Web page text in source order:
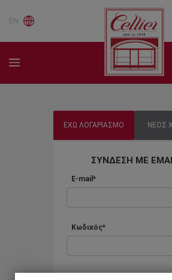
EN
ΕΧΩ ΛΟΓΑΡΙΑΣΜΟ ΝΕΟΣ
ΣΥΝΔΕΣΗ ΜΕ
E-mail*
Κωδικός*